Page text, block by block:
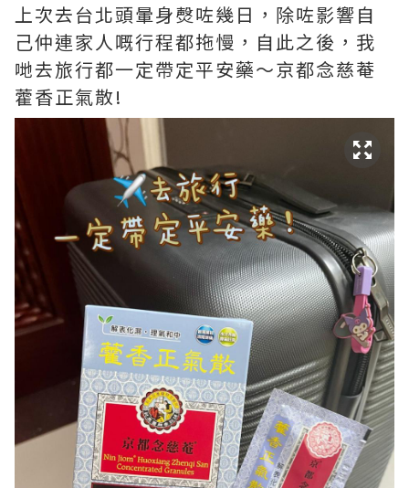
上次去台北頭暈身㷫咗幾日，除咗影響自
己仲連家人嘅行程都拖慢，自此之後，我
哋去旅行都一定帶定平安藥～京都念慈菴
藿香正氣散!